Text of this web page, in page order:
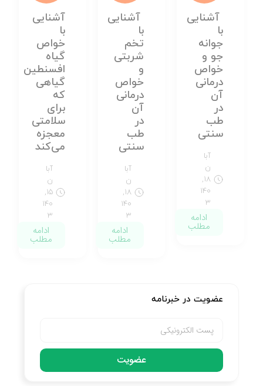
آشنایی
با
جوانه
جو و
خواص
درمانی
آن
در
طب
سنتی
آبا
ن
۱۸,
۱۴۰
۳
ادامه
مطلب
آشنایی
با
تخم
شربتی
و
خواص
درمانی
آن
در
طب
سنتی
آبا
ن
۱۸,
۱۴۰
۳
ادامه
مطلب
آشنایی
با
خواص
گیاه
افسنطین
گیاهی
که
برای
سلامتی
معجزه
می‌کند
آبا
ن
۱۵,
۱۴۰
۳
ادامه
مطلب
عضویت در خبرنامه
عضویت